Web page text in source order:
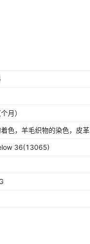
个月）
色，羊毛织物的染色，皮
36(13065)